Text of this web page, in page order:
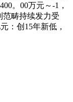
。00万元～-1，
范畴持续发力受
：创15年新低，